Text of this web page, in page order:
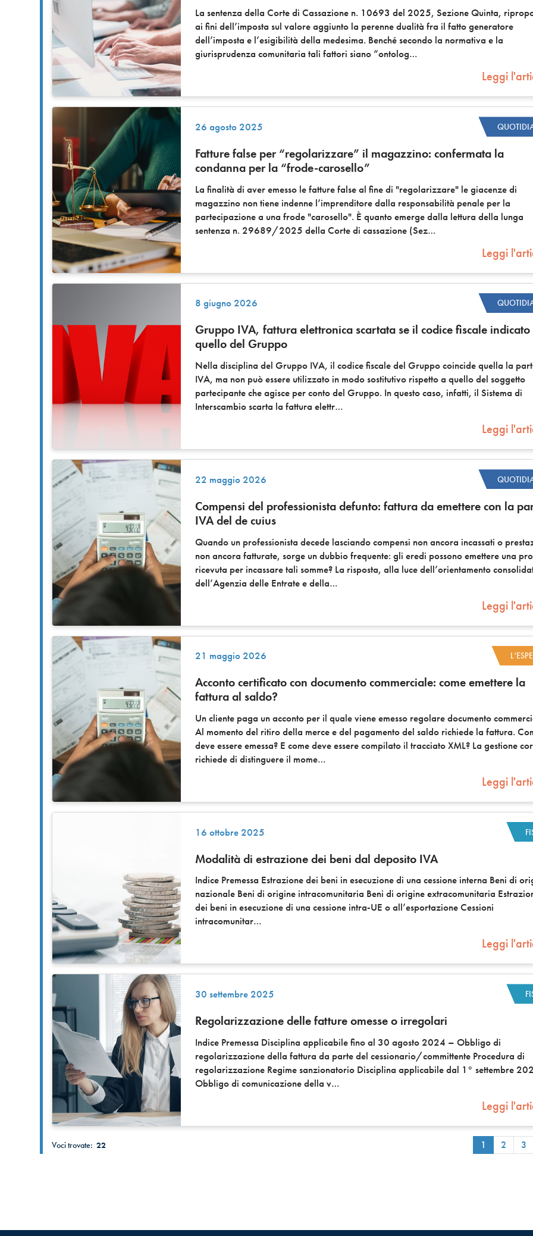
La sentenza della Corte di Cassazione n. 10693 del 2025, Sezione Quinta,
ai fini dell’imposta sul valore aggiunto la perenne dualità fra il fatto generatore
dell’imposta e l’esigibilità della medesima. Benché secondo la normativa e la
giurisprudenza comunitaria tali fattori siano “ontolog
Leggi
26 agosto 2025
Fatture false per “regolarizzare” il magazzino: confermata la
condanna per la “frode-carosello”
La finalità di aver emesso le fatture false al fine di "regolarizzare" le giacenze di
magazzino non tiene indenne l’imprenditore dalla responsabilità penale per la
partecipazione a una frode "carosello". È quanto emerge dalla lettura della lunga
sentenza n. 29689/2025 della Corte di cassazione (Sez
Leggi
8 giugno 2026
Gruppo IVA, fattura elettronica scartata se il codice fiscale indicato
quello del Gruppo
Nella disciplina del Gruppo IVA, il codice fiscale del Gruppo coincide quella la
IVA, ma non può essere utilizzato in modo sostitutivo rispetto a quello del soggetto
partecipante che agisce per conto del Gruppo. In questo caso, infatti, il Sistema di
Interscambio scarta la fattura elettr
Leggi
22 maggio 2026
Compensi del professionista defunto: fattura da emettere con la
IVA del de cuius
Quando un professionista decede lasciando compensi non ancora incassati o
non ancora fatturate, sorge un dubbio frequente: gli eredi possono emettere una
ricevuta per incassare tali somme? La risposta, alla luce dell’orientamento
dell’Agenzia delle Entrate e della
Leggi
21 maggio 2026
Acconto certificato con documento commerciale: come emettere la
fattura al saldo?
Un cliente paga un acconto per il quale viene emesso regolare documento
Al momento del ritiro della merce e del pagamento del saldo richiede la fattura.
deve essere emessa? E come deve essere compilato il tracciato XML? La gestione
richiede di distinguere il mome
Leggi
16 ottobre 2025
Modalità di estrazione dei beni dal deposito IVA
Indice Premessa Estrazione dei beni in esecuzione di una cessione interna Beni di
nazionale Beni di origine intracomunitaria Beni di origine extracomunitaria
dei beni in esecuzione di una cessione intra-UE o all’esportazione Cessioni
intracomunitar
Leggi
30 settembre 2025
Regolarizzazione delle fatture omesse o irregolari
Indice Premessa Disciplina applicabile fino al 30 agosto 2024 – Obbligo di
regolarizzazione della fattura da parte del cessionario/committente Procedura di
regolarizzazione Regime sanzionatorio Disciplina applicabile dal 1° settembre
Obbligo di comunicazione della v
Leggi
Voci trovate:22 1 2 3